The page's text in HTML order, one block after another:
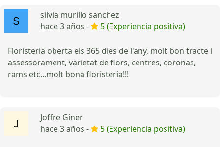
silvia murillo sanchez
hace 3 años -
5 (Experiencia positiva)
Floristeria oberta els 365 dies de l'any, molt bon tracte i
assessorament, varietat de flors, centres, coronas,
rams etc...molt bona floristeria!!!
Joffre Giner
hace 3 años -
5 (Experiencia positiva)